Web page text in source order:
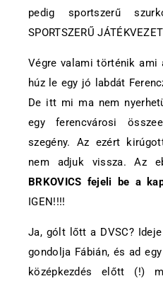
pedig sportszerű
SPORTSZERŰ
Végre valami történik ami
húz le egy jó labdát
De itt mi ma nem
egy ferencvárosi
szegény. Az ezért
nem adjuk vissza. Az
BRKOVICS fejeli be a
IGEN!!!!
Ja, gólt lőtt a DVSC?
gondolja Fábián, és ad
középkezdés előtt (!)